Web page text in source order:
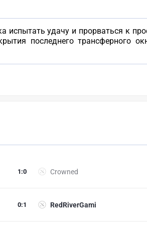
испытать удачу и прорваться к
последнего трансферного
Crowned
1 :0
RedRiverGami
0:1